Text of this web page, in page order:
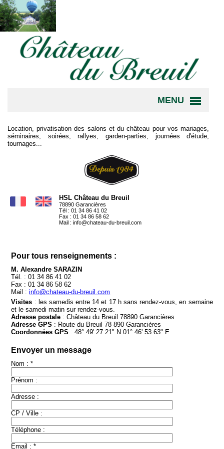
MENU
Location, privatisation des salons et du château pour vos mariages,
séminaires, soirées, rallyes, garden-parties, journées d'étude,
tournages...
HSL Château du Breuil
78890 Garancières
Tél : 01 34 86 41 02
Fax : 01 34 86 58 62
Mail : info@chateau-du-breuil.com
Pour tous renseignements :
M. Alexandre SARAZIN
Tél. : 01 34 86 41 02
Fax : 01 34 86 58 62
Mail :info@chateau-du-breuil.com
Visites : les samedis entre 14 et 17 h sans rendez-vous, en semaine
et le samedi matin sur rendez-vous.
Adresse postale : Château du Breuil 78890 Garancières
Adresse GPS : Route du Breuil 78 890 Garancières
Coordonnées GPS : 48° 49' 27.21" N 01° 46' 53.63" E
Envoyer un message
Nom : *
Prénom :
Adresse :
CP / Ville :
Téléphone :
Email : *